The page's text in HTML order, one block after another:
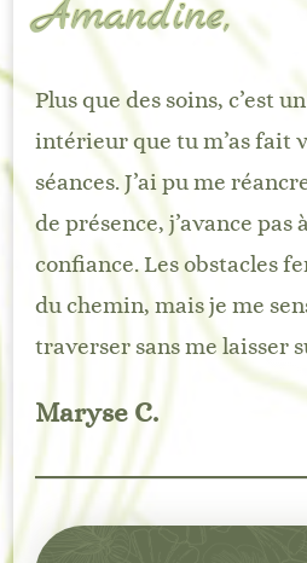
Amandine,
Plus que des soins, c’est
intérieur que tu m’as fait
séances. J’ai pu me
de présence, j’avance pas
confiance. Les obstacles
du chemin, mais je me
traverser sans me laisser
Maryse C.